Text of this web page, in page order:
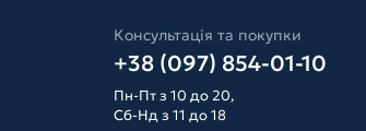
Консультація та покупки
+38 (097) 854-01-10
Пн-Пт з 10 до 20,
Сб-Нд з 11 до 18